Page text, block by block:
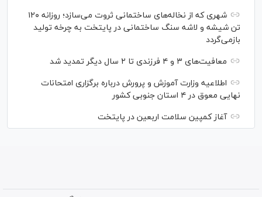
شهری که از نخاله‌های ساختمانی ثروت می‌سازد؛ روزانه ۱۲۰
تن شیشه و لاشه سنگ ساختمانی در پایتخت به چرخه تولید
بازمی‌گردد
معافیت‌های ۳ و ۴ فرزندی تا ۲ سال دیگر تمدید شد
اطلاعیه وزارت آموزش و پرورش درباره برگزاری امتحانات
نهایی معوق در ۴ استان جنوبی کشور
آغاز کمپین سلامت اربعین در پایتخت